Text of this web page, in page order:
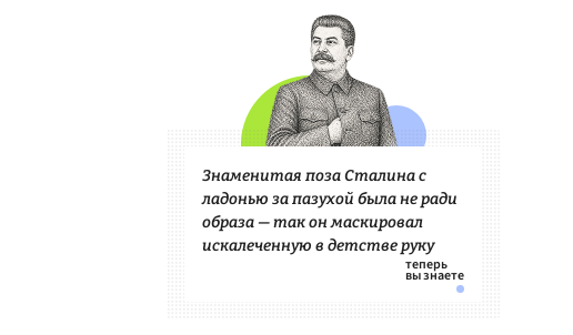
Знаменитая поза Сталина с
ладонью за пазухой была не ради
образа — так он маскировал
искалеченную в детстве руку